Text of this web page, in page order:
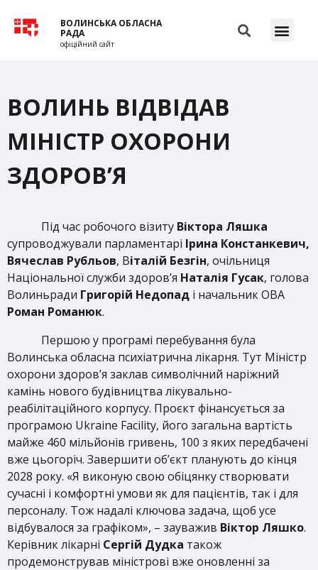
ВОЛИНСЬКА ОБЛАСНА
РАДА
офіційний сайт
ВОЛИНЬ ВІДВІДАВ
МІНІСТР ОХОРОНИ
ЗДОРОВ’Я
Під час робочого візиту Віктора Ляшка
супроводжували парламентарі Ірина Констанкевич,
Вячеслав Рубльов, Віталій Безгін, очільниця
Національної служби здоров’я Наталія Гусак, голова
Волиньради Григорій Недопад і начальник ОВА
Роман Романюк.
Першою у програмі перебування була
Волинська обласна психіатрична лікарня. Тут Міністр
охорони здоров’я заклав символічний наріжний
камінь нового будівництва лікувально-
реабілітаційного корпусу. Проєкт фінансується за
програмою Ukraine Facility, його загальна вартість
майже 460 мільйонів гривень, 100 з яких передбачені
вже цьогоріч. Завершити об’єкт планують до кінця
2028 року. «Я виконую свою обіцянку створювати
сучасні і комфортні умови як для пацієнтів, так і для
персоналу. Тож надалі ключова задача, щоб усе
відбувалося за графіком», – зауважив Віктор Ляшко.
Керівник лікарні Сергій Дудка також
продемонстрував міністрові вже оновленні за